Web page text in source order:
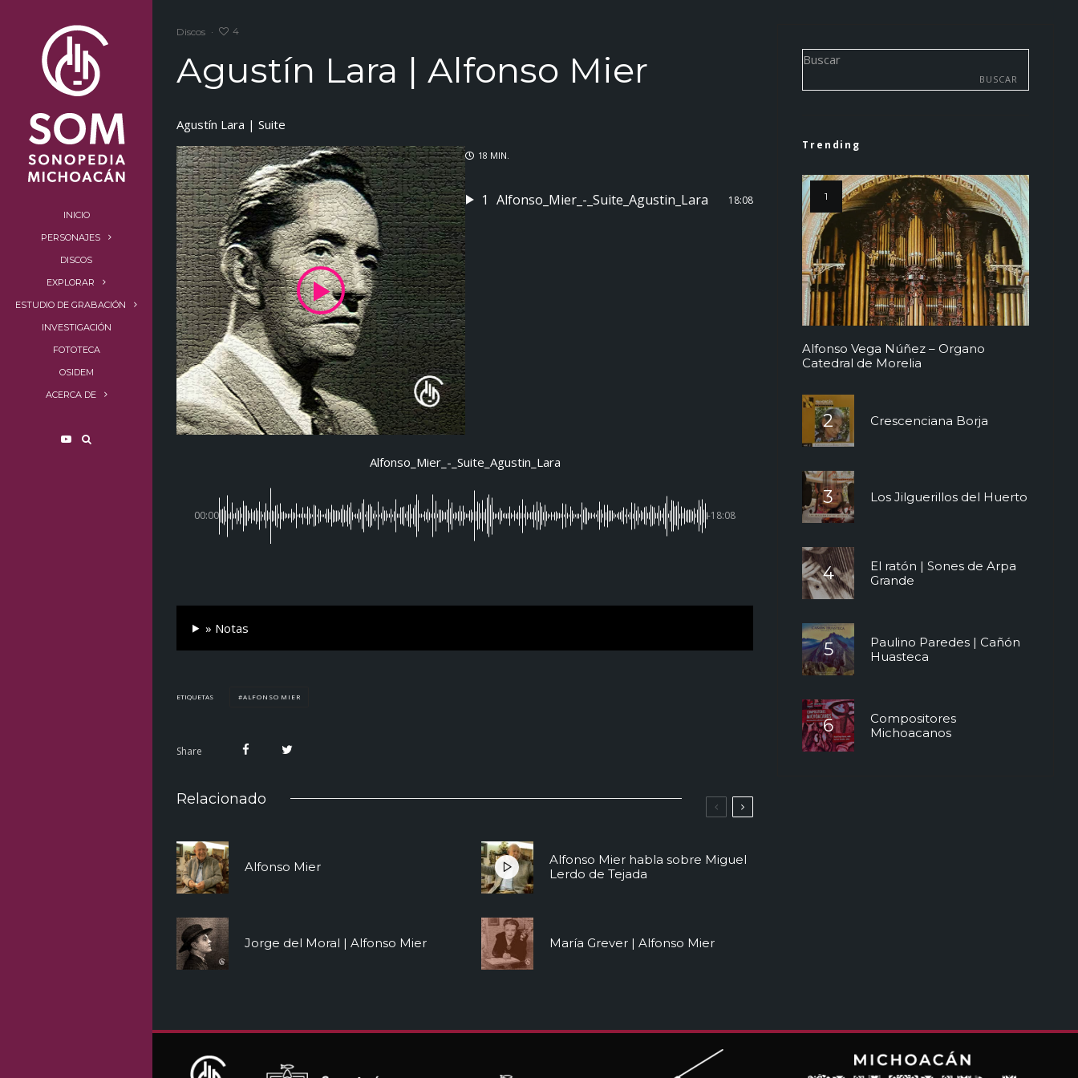
INICIO
PERSONAJES
DISCOS
EXPLORAR
ESTUDIO DE GRABACIÓN
INVESTIGACIÓN
FOTOTECA
OSIDEM
ACERCA DE
Discos · 4
Agustín Lara | Alfonso Mier
Agustín Lara | Suite
18 MIN.
1 Alfonso_Mier_-_Suite_Agustin_Lara 18:08
Alfonso_Mier_-_Suite_Agustin_Lara
00:00 -18:08
» Notas
ETIQUETAS ALFONSO MIER
Share
Relacionado
Alfonso Mier
Alfonso Mier habla sobre Miguel
Lerdo de Tejada
Jorge del Moral | Alfonso Mier María Grever | Alfonso Mier
Buscar
BUSCAR
Trending
Alfonso Vega Núñez – Organo
Catedral de Morelia
Crescenciana Borja
Los Jilguerillos del Huerto
El ratón | Sones de Arpa
Grande
Paulino Paredes | Cañón
Huasteca
Compositores
Michoacanos